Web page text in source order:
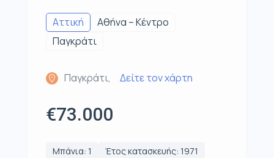
Αττική
Αθήνα – Κέντρο
Παγκράτι
Παγκράτι, Δείτε τον χάρτη
€73.000
Μπάνια: 1
Έτος κατασκευής: 1971